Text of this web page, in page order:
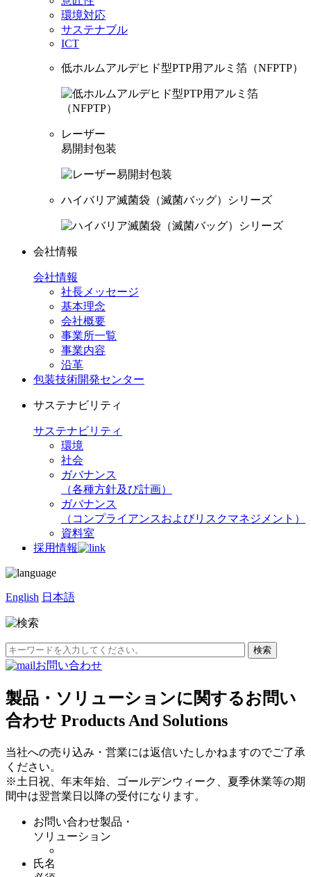
環境対応
サステナブル
ICT
低ホルムアルデヒド型PTP用アルミ箔（NFPTP）
レーザー
易開封包装
ハイバリア滅菌袋（滅菌バッグ）シリーズ
会社情報
会社情報
社長メッセージ
基本理念
会社概要
事業所一覧
事業内容
沿革
包装技術開発センター
サステナビリティ
サステナビリティ
環境
社会
ガバナンス
（各種方針及び計画）
ガバナンス
（コンプライアンスおよびリスクマネジメント）
資料室
採用情報
English 日本語
お問い合わせ
製品・ソリューションに関するお問い
合わせ Products And Solutions
当社への売り込み・営業には返信いたしかねますのでご了承
ください。
※土日祝、年末年始、ゴールデンウィーク、夏季休業等の期
間中は翌営業日以降の受付になります。
お問い合わせ製品・
ソリューション
氏名